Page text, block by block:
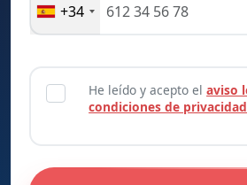
+34
He leído y acepto elaviso
condiciones de privacidad